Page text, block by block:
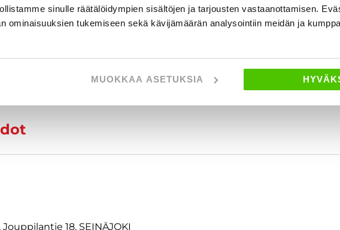
sinulle räätälöidympien sisältöjen ja tarjousten vastaanottamisen.
ominaisuuksien tukemiseen sekä kävijämäärän analysointiin meidän ja
MUOKKAA ASETUKSIA
18, SEINÄJOKI